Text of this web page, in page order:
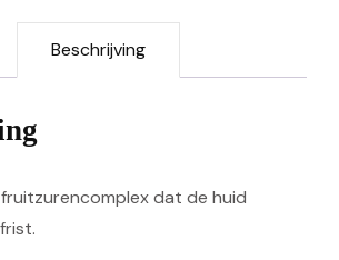
Beschrijving
dat de huid